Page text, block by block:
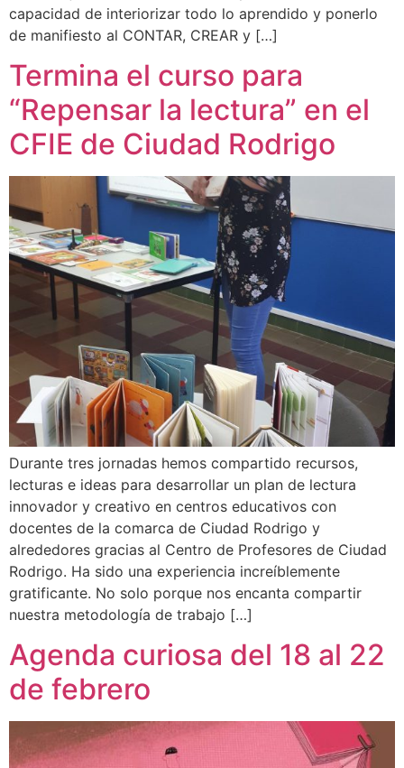
capacidad de interiorizar todo lo aprendido y ponerlo
de manifiesto al CONTAR, CREAR y […]
Termina el curso para
“Repensar la lectura” en el
CFIE de Ciudad Rodrigo
Durante tres jornadas hemos compartido recursos,
lecturas e ideas para desarrollar un plan de lectura
innovador y creativo en centros educativos con
docentes de la comarca de Ciudad Rodrigo y
alrededores gracias al Centro de Profesores de Ciudad
Rodrigo. Ha sido una experiencia increíblemente
gratificante. No solo porque nos encanta compartir
nuestra metodología de trabajo […]
Agenda curiosa del 18 al 22
de febrero